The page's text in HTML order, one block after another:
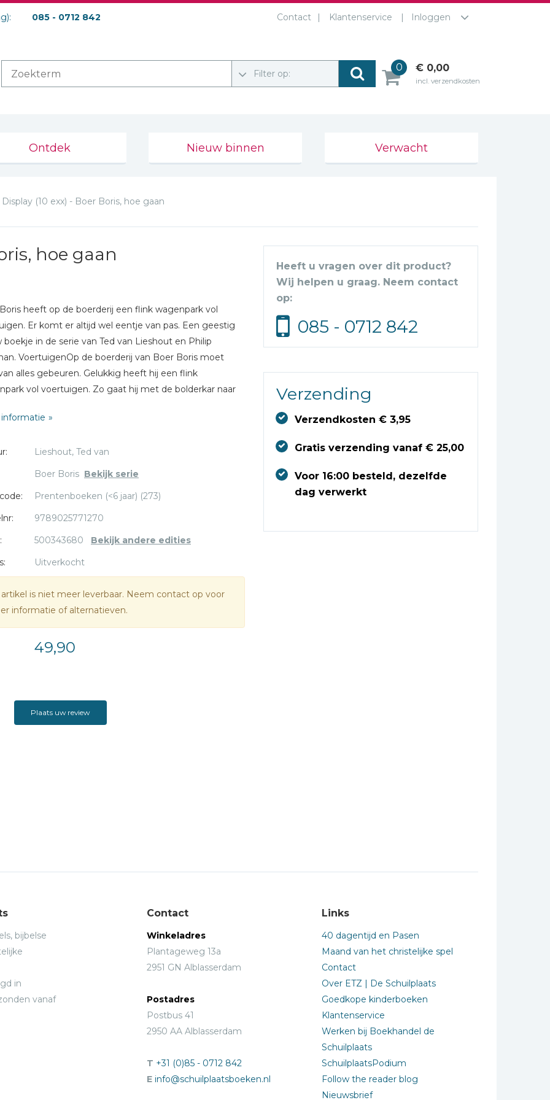
085 - 0712 842 Contact Klantenservice Inloggen
Filter op:
0 € 0,00
incl. verzendkosten
Ontdek Nieuw binnen Verwacht
Display (10 exx) - Boer Boris, hoe gaan
hoe gaan
heeft op de boerderij een flink wagenpark vol
Er komt er altijd wel eentje van pas. Een geestig
boekje in de serie van Ted van Lieshout en Philip
VoertuigenOp de boerderij van Boer Boris moet
alles gebeuren. Gelukkig heeft hij een flink
vol voertuigen. Zo gaat hij met de bolderkar naar
komen altijd weleens van pas! Ted van Lieshout en
jaar Boer Boris creëerde, inspireerden Ted van Lieshout
schrijven van deze originele en geestige tekst. Een
een feest der herkenning voor de jarenlange fans.
Lieshout, Ted van
Boer Boris Bekijk serie
Prentenboeken (<6 jaar) (273)
9789025771270
500343680 Bekijk andere edities
Uitverkocht
is niet meer leverbaar. Neem contact op voor
informatie of alternatieven.
49,90
Heeft u vragen over dit product?
Wij helpen u graag. Neem contact
op:
085 - 0712 842
Verzending
Verzendkosten € 3,95
Gratis verzending vanaf € 25,00
Voor 16:00 besteld, dezelfde
dag verwerkt
Plaats uw review
bijbelse
in
vanaf
Contact
Winkeladres
Plantageweg 13a
2951 GN Alblasserdam
Postadres
Postbus 41
2950 AA Alblasserdam
T +31 (0)85 - 0712 842
E info@schuilplaatsboeken.nl
Links
40 dagentijd en Pasen
Maand van het christelijke spel
Contact
Over ETZ | De Schuilplaats
Goedkope kinderboeken
Klantenservice
Werken bij Boekhandel de
Schuilplaats
SchuilplaatsPodium
Follow the reader blog
Nieuwsbrief